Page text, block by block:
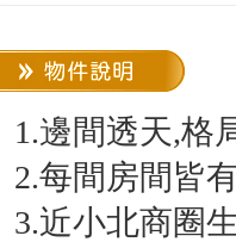
1.邊間透天,格
2.每間房間皆
3.近小北商圈